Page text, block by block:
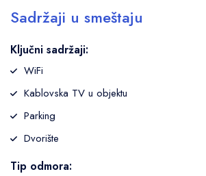
Sadržaji u smeštaju
Ključni sadržaji:
WiFi
Kablovska TV u objektu
Parking
Dvorište
Tip odmora: